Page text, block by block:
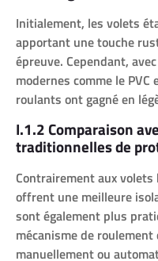
Initialement, les volets
apportant une touche
épreuve. Cependant,
modernes comme le
roulants ont gagné en
I.1.2 Comparaison
traditionnelles de
Contrairement aux
offrent une meilleure
sont également plus
mécanisme de
manuellement ou